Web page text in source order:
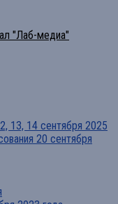
"Лаб-медиа"
13, 14 сентября 2025
20 сентября